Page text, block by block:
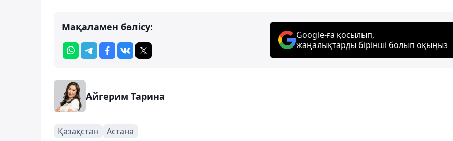
Мақаламен бөлісу:
Google-ға қосылып,
жаңалықтарды бірінші болып оқыңыз
Айгерим Тарина
Қазақстан Астана